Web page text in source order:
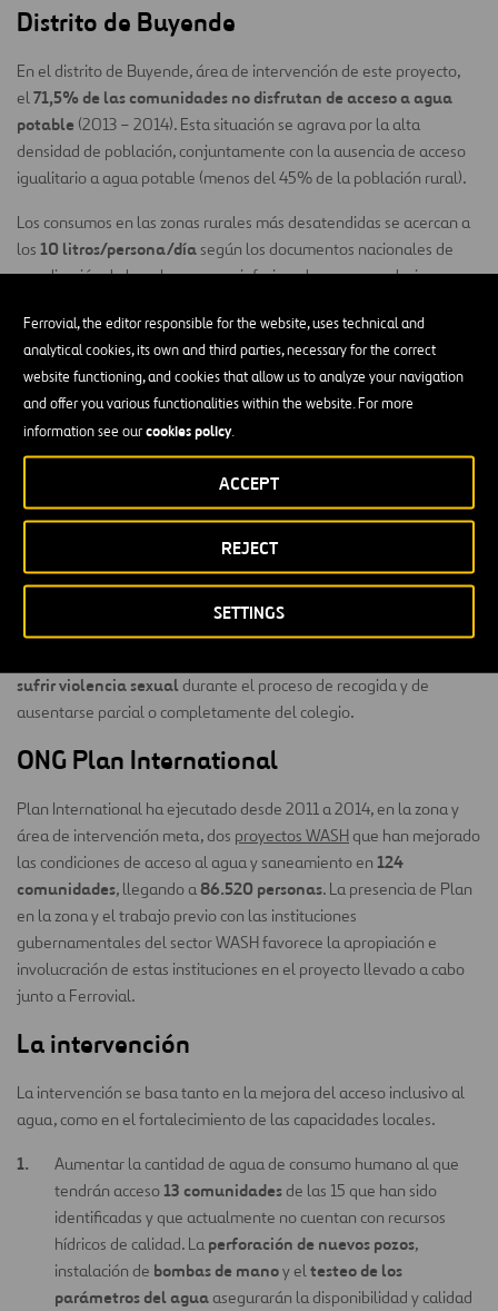
Ferrovial, the editor responsible for the website, uses technical and
analytical cookies, its own and third parties, necessary for the correct
website functioning, and cookies that allow us to analyze your navigation
and offer you various functionalities within the website. For more
information see ourcookies policy.
SETTINGS
REJECT
ACCEPT
Distrito de Buyende
En el distrito de Buyende, área de intervención de este proyecto,
el 71,5% de las comunidades no disfrutan de acceso a agua
potable (2013 – 2014). Esta situación se agrava por la alta
densidad de población, conjuntamente con la ausencia de acceso
igualitario a agua potable (menos del 45% de la población rural).
Los consumos en las zonas rurales más desatendidas se acercan a
los 10 litros/persona/díasegún los documentos nacionales de
erradicación de la pobreza, muy inferior a las recomendaciones
l/p/d) y a los objetivos nacionales (20 l/p/d), según elComunicado
Político Ministerial 2015/16del Ministerio de Agua y Medioambiente
(MAMA).
Además, la mitad de las veces en las que un pozo se inutiliza, es
debido a lafalta de capacidades técnicas localespara el
mantenimiento y de estructuras de gobernanza apropiadas, lo que
pone de relieve la necesidad de fortalecerlas.
Debido a la limitación del acceso a agua potable en entornos
rurales (menos del 50% frente al 95% en zonas
mujeres, niños y niñascontinúan soportando el trabajo
de búsqueda de agua, invirtiendo entre30 y 45 minutos
sufrir violencia sexualdurante el proceso de recogida y de
ausentarse parcial o completamente del colegio.
ONG Plan International
Plan International ha ejecutado desde 2011 a 2014, en la zona y
área de intervención meta, dos proyectos WASHque han mejorado
las condiciones de acceso al agua y saneamiento en 124
comunidades, llegando a 86.520 personas. La presencia de Plan
en la zona y el trabajo previo con las instituciones
gubernamentales del sector WASH favorece la apropiación e
involucración de estas instituciones en el proyecto llevado a cabo
junto a Ferrovial.
La intervención
La intervención se basa tanto en la mejora del acceso inclusivo al
agua, como en el fortalecimiento de las capacidades locales.
Aumentar la cantidad de agua de consumo humano al que
tendrán acceso 13 comunidadesde las 15 que han sido
identificadas y que actualmente no cuentan con recursos
hídricos de calidad. La perforación de nuevos pozos,
instalación de bombas de manoy el testeo de los
parámetros del aguaasegurarán la disponibilidad y calidad